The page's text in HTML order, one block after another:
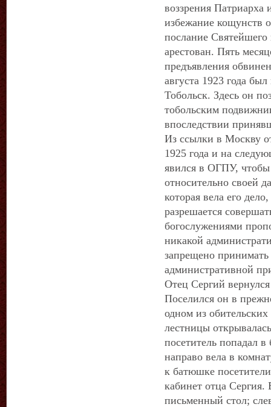
воззрения Патриарха
избежание кощунств
послание
арестован. Пять
предъявления
августа 1923 года
Тобольск. Здесь он
тобольским
впоследствии
Из ссылки в Москву
1925 года и на
явился в ОГПУ, чтобы
относительно своей
которая вела его
разрешается
богослужениями
никакой
запрещено
административной
Отец Сергий
Поселился он в
одном из
лестницы
посетитель попадал
направо вела в
к батюшке
кабинет отца
письменный стол;